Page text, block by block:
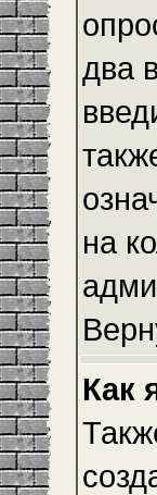
два
на
Как